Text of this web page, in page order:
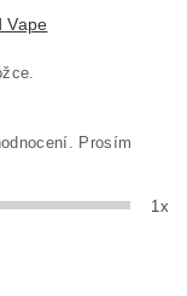
Vape
Prosím
1x